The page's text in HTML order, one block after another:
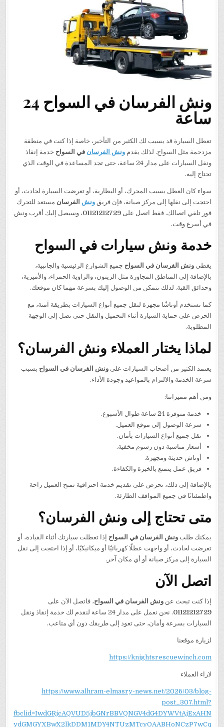
ونش الفرسان في السواح 24
ساعة
تعطل السيارة قد يسبب لك الكثير من التأخير، خاصة إذا كنت في منطقة
مزدحمة مثل السواح. لذلك يقدمونش الفرسان في السواح خدمة إنقاذ
ونقل السيارات على مدار 24 ساعة، حتى تجد المساعدة في الوقت الذي
تحتاج إليه.
سواء كان العطل بسبب المحرك، أو البطارية، أو تعرضت السيارة لحادث، أو
احتجت إلى نقلها إلى مركز صيانة، فإن فريقونش الفرسان مستعد للتحرك
فور تلقي اتصالك. فقط اتصل على01121212729، وسيصل إليك أقرب ونش
في أسرع وقت.
خدمة ونش سيارات في السواح
يغطيونش الفرسان في السواح جميع الشوارع الرئيسية والجانبية،
بالإضافة إلى المناطق المجاورة مثل الزيتون، والزاوية الحمراء، والأميرية،
وحدائق القبة. لذلك نتمكن من الوصول إليك بسرعة مهما كان موقعك.
كما نستخدم أوناشًا مجهزة لنقل جميع أنواع السيارات بطريقة آمنة، مع
الحرص على حماية السيارة أثناء التحميل والنقل حتى تصل إلى الوجهة
المطلوبة.
لماذا يختار العملاء ونش الفرسان؟
يعتمد الكثير من أصحاب السيارات علىونش الفرسان في السواح بسبب
سرعة الخدمة والالتزام بالمواعيد وجودة الأداء.
ومن أهم مميزاتنا:
خدمة متوفرة 24 ساعة طوال الأسبوع.
سرعة الوصول إلى موقع العميل.
نقل جميع أنواع السيارات بأمان.
أسعار مناسبة دون رسوم مخفية.
أوناش حديثة ومجهزة.
فريق عمل يتمتع بالخبرة والكفاءة.
بالإضافة إلى ذلك، نحرص على تقديم خدمة احترافية تمنح العميل راحة
واطمئنانًا في جميع المواقف الطارئة.
متى تحتاج إلى ونش الفرسان؟
يمكنك طلبونش الفرسان في السواح إذا تعطلت سيارتك أثناء القيادة، أو
تعرضت لحادث، أو واجهت عطلًا كهربائيًا أو ميكانيكيًا، أو إذا احتجت إلى نقل
السيارة إلى مركز صيانة أو أي مكان آخر.
اتصل الآن
إذا كنت تبحث عنونش الفرسان في السواح، فاتصل الآن على
01121212729
. نحن نعمل على مدار 24 ساعة لنقدم لك خدمة إنقاذ ونقل
السيارات بسرعة وأمان، حتى تعود إلى طريقك دون أي متاعب.
لزيارة موقعنا
https://knightsrescuewinch.com
لاراء العملاء
https://www.alhram-elmasry-news.net/2026/03/blog-
post_307.html?
fbclid=IwdGRjcAQVUD5jbGNrBBVQNGV4dG4DYWVtAjExAHN
ydGMGYXBwX2lkDDM1MDY4NTUzMTcyOAABHoNCzP7wCq